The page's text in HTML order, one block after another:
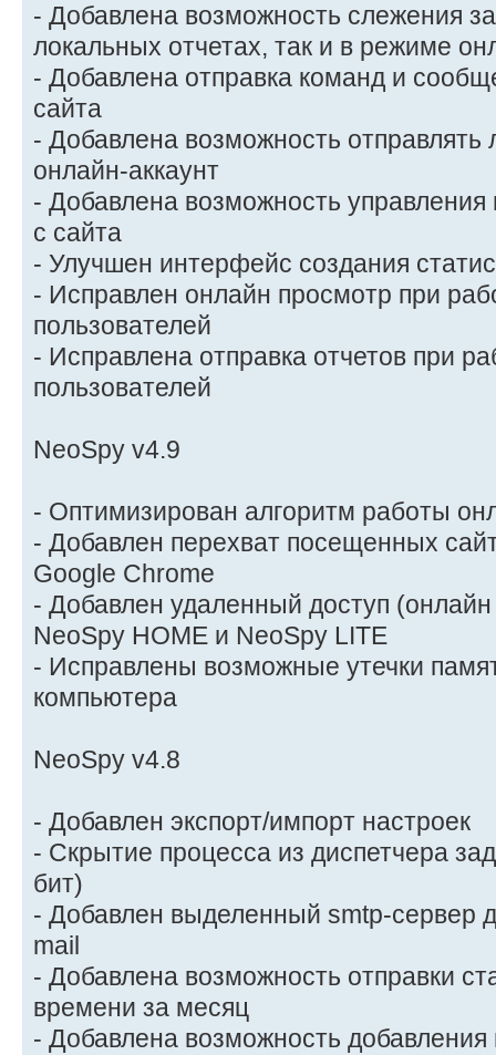
- Добавлена возможность слежения
локальных отчетах, так и в режиме
- Добавлена отправка команд и
сайта
- Добавлена возможность отправлять
онлайн-аккаунт
- Добавлена возможность
с сайта
- Улучшен интерфейс создания
- Исправлен онлайн просмотр при
пользователей
- Исправлена отправка отчетов при
пользователей
NeoSpy v4.9
- Оптимизирован алгоритм работы
- Добавлен перехват посещенных
Google Chrome
- Добавлен удаленный доступ
NeoSpy HOME и NeoSpy LITE
- Исправлены возможные утечки
компьютера
NeoSpy v4.8
- Добавлен экспорт/импорт настроек
- Скрытие процесса из диспетчера
бит)
- Добавлен выделенный smtp-сервер
mail
- Добавлена возможность отправки
времени за месяц
- Добавлена возможность добавления